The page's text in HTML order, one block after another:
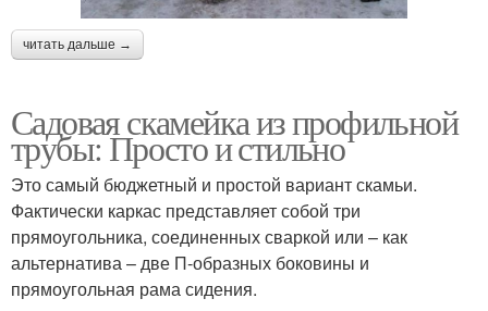
читать дальше →
Садовая скамейка из профильной
трубы: Просто и стильно
Это самый бюджетный и простой вариант скамьи.
Фактически каркас представляет собой три
прямоугольника, соединенных сваркой или – как
альтернатива – две П-образных боковины и
прямоугольная рама сидения.